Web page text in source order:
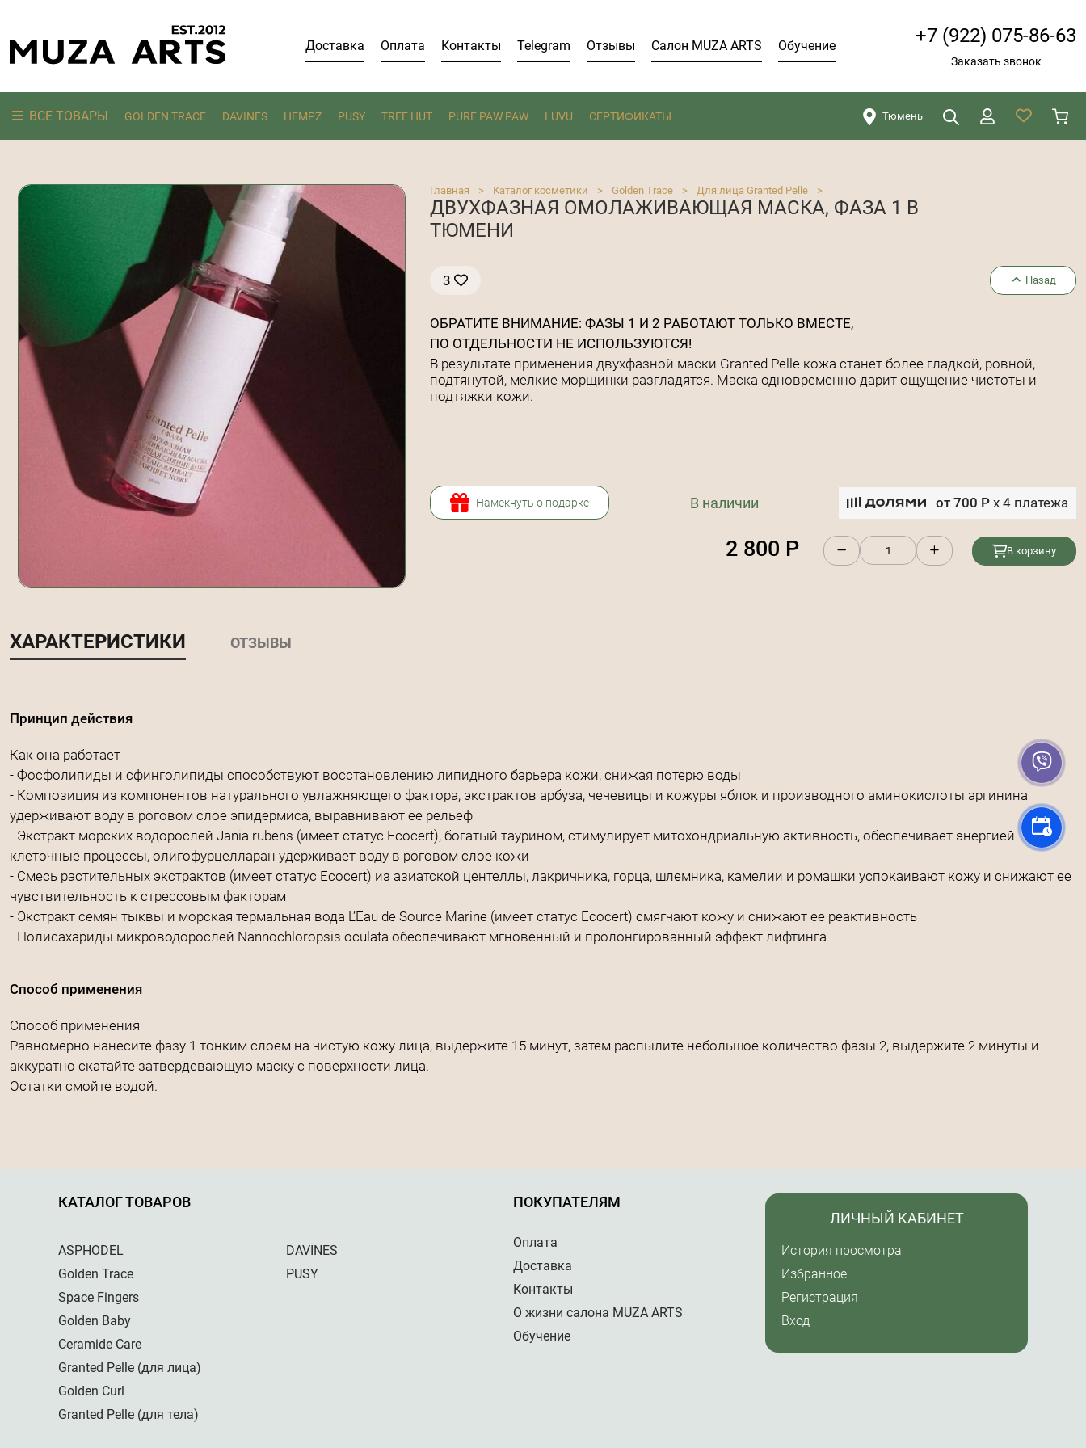
Доставка Оплата Контакты Telegram Отзывы Салон MUZA ARTS Обучение +7 (922) 075-86-63
Заказать звонок
ВСЕ ТОВАРЫ GOLDEN TRACE DAVINES HEMPZ PUSY TREE HUT PURE PAW PAW LUVU СЕРТИФИКАТЫ Тюмень
Главная
> Каталог косметики > Golden Trace > Для лица Granted Pelle >
ДВУХФАЗНАЯ ОМОЛАЖИВАЮЩАЯ МАСКА, ФАЗА 1 В
ТЮМЕНИ
3 Назад
ОБРАТИТЕ ВНИМАНИЕ: ФАЗЫ 1 И 2 РАБОТАЮТ ТОЛЬКО ВМЕСТЕ,
ПО ОТДЕЛЬНОСТИ НЕ ИСПОЛЬЗУЮТСЯ!
В результате применения двухфазной маски Granted Pelle кожа станет более гладкой, ровной,
подтянутой, мелкие морщинки разгладятся. Маска одновременно дарит ощущение чистоты и
подтяжки кожи.
Намекнуть о подарке В наличии от 700 Р x 4 платежа
2 800 Р В корзину
ХАРАКТЕРИСТИКИ ОТЗЫВЫ
Принцип действия
Как она работает
- Фосфолипиды и сфинголипиды способствуют восстановлению липидного барьера кожи, снижая потерю воды
- Композиция из компонентов натурального увлажняющего фактора, экстрактов арбуза, чечевицы и кожуры яблок и производного аминокислоты аргинина
удерживают воду в роговом слое эпидермиса, выравнивают ее рельеф
- Экстракт морских водорослей Jania rubens (имеет статус Ecоcert), богатый таурином, стимулирует митохондриальную активность, обеспечивает энергией
клеточные процессы, олигофурцелларан удерживает воду в роговом слое кожи
- Смесь растительных экстрактов (имеет статус Ecоcert) из азиатской центеллы, лакричника, горца, шлемника, камелии и ромашки успокаивают кожу и снижают ее
чувствительность к стрессовым факторам
- Экстракт семян тыквы и морская термальная вода L’Eau de Source Marine (имеет статус Ecоcert) смягчают кожу и снижают ее реактивность
- Полисахариды микроводорослей Nannochloropsis oculata обеспечивают мгновенный и пролонгированный эффект лифтинга
Способ применения
Способ применения
Равномерно нанесите фазу 1 тонким слоем на чистую кожу лица, выдержите 15 минут, затем распылите небольшое количество фазы 2, выдержите 2 минуты и
аккуратно скатайте затвердевающую маску с поверхности лица.
Остатки смойте водой.
КАТАЛОГ ТОВАРОВ
ASPHODEL
Golden Trace
Space Fingers
Golden Baby
Ceramide Care
Granted Pelle (для лица)
Golden Curl
Granted Pelle (для тела)
DAVINES
PUSY
ПОКУПАТЕЛЯМ
Оплата
Доставка
Контакты
О жизни салона MUZA ARTS
Обучение
ЛИЧНЫЙ КАБИНЕТ
История просмотра
Избранное
Регистрация
Вход